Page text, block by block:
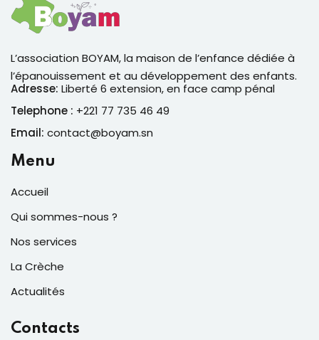
L’association BOYAM, la maison de l’enfance dédiée à
l’épanouissement et au développement des enfants.
Adresse: Liberté 6 extension, en face camp pénal
Telephone : +221 77 735 46 49
Email: contact@boyam.sn
Menu
Accueil
Qui sommes-nous ?
Nos services
La Crèche
Actualités
Contacts